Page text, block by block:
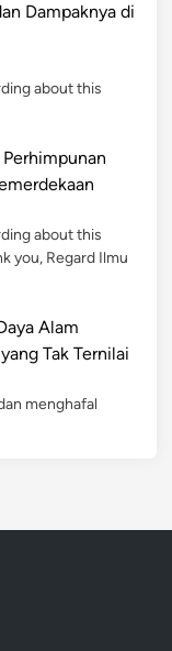
Dampaknya di
about this
about this
you, Regard Ilmu
Alam
Tak Ternilai
menghafal